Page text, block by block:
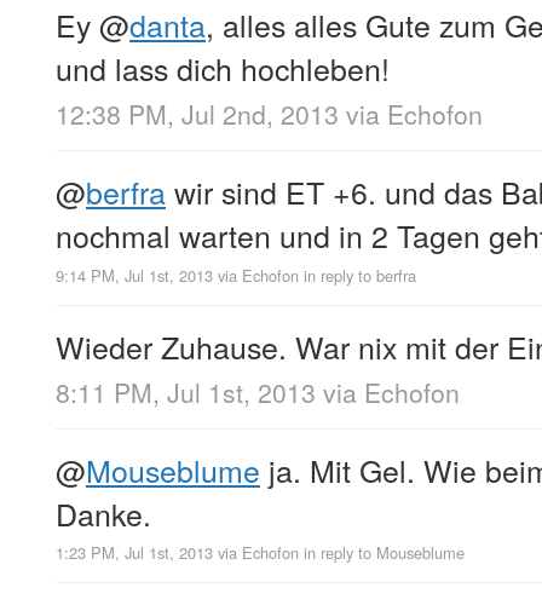
Ey@danta, alles alles Gute zum
und lass dich hochleben!
12:38 PM, Jul 2nd, 2013 via Echofon
@berfrawir sind ET +6. und das
nochmal warten und in 2 Tagen
9:14 PM, Jul 1st, 2013 via Echofon in reply to berfra
Wieder Zuhause. War nix mit der
8:11 PM, Jul 1st, 2013 via Echofon
@Mouseblume ja. Mit Gel. Wie
Danke.
1:23 PM, Jul 1st, 2013 via Echofon in reply to Mouseblume